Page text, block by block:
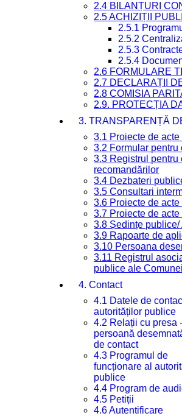
2.4 BILANȚURI
2.5 ACHIZIȚII
2.5.1
2.5.2
2.5.3
2.5.4
2.6 FORMULARE
2.7 DECLARAȚII
2.8 COMISIA
2.9. PROTECȚIA
3. TRANSPARENȚĂ
3.1 Proiecte de
3.2 Formular
3.3 Registrul
recomandărilor
3.4 Dezbateri
3.5 Consultari
3.6 Proiecte de
3.7 Proiecte de
3.8 Ședințe
3.9 Rapoarte de
3.10 Persoana
3.11 Registrul
publice ale Comunei
4. Contact
4.1 Datele de
autorităților publice
4.2 Relații cu presa -
persoană
de contact
4.3 Programul de
funcționare al
publice
4.4 Program de
4.5 Petiții
4.6 Autentificare